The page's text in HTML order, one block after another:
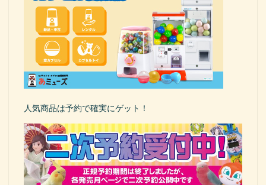
人気商品は予約で確実にゲット！